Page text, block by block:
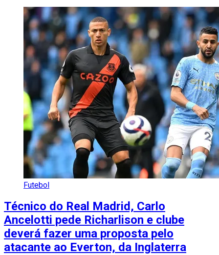
Futebol
Técnico do Real Madrid, Carlo
Ancelotti pede Richarlison e clube
deverá fazer uma proposta pelo
atacante ao Everton, da Inglaterra